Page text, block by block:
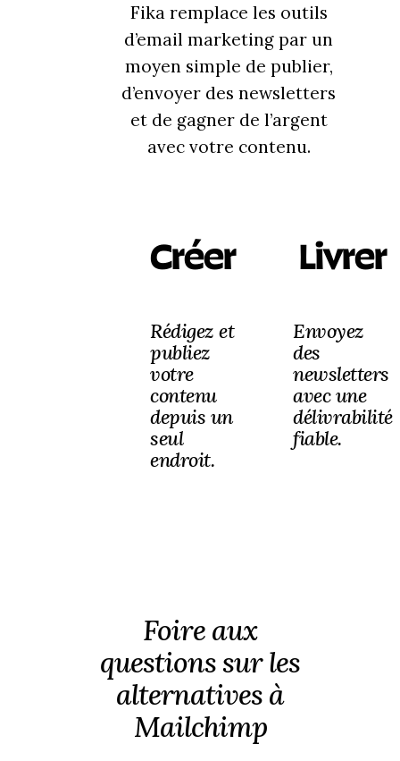
Fika remplace les outils
d’email marketing par un
moyen simple de publier,
d’envoyer des newsletters
et de gagner de l’argent
avec votre contenu.
Créer
Rédigez et
publiez
votre
contenu
depuis un
seul
endroit.
Livrer
Envoyez
des
newsletters
avec une
délivrabilité
fiable.
Foire aux
questions sur les
alternatives à
Mailchimp